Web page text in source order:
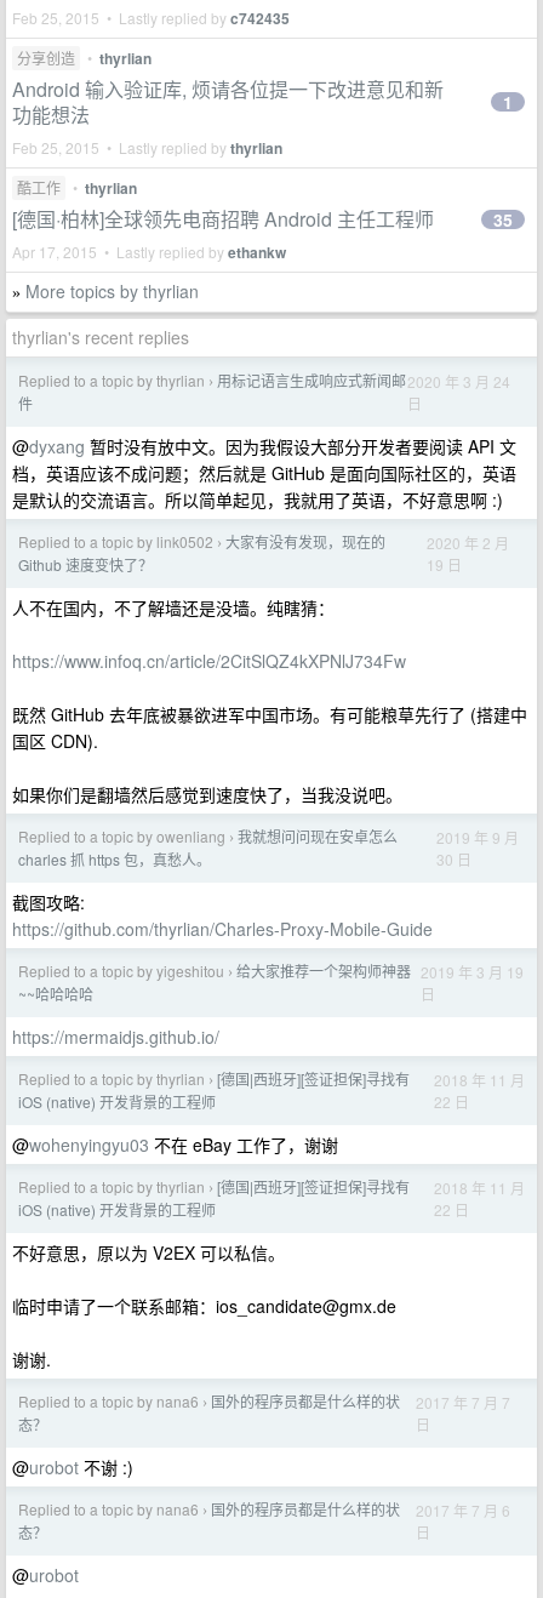
Feb 25, 2015 • Lastly replied byc742435
分享创造 • thyrlian
Android 输入验证库, 烦请各位提一下改进意见和新
功能想法
Feb 25, 2015 • Lastly replied bythyrlian
1
酷工作 • thyrlian
[德国·柏林]全球领先电商招聘 Android 主任工程师
Apr 17, 2015 • Lastly replied byethankw
35
» More topics by thyrlian
thyrlian's recent replies
Replied to a topic by thyrlian › 用标记语言生成响应式新闻邮
件
2020 年 3 月 24
日
@dyxang 暂时没有放中文。因为我假设大部分开发者要阅读 API 文
档，英语应该不成问题；然后就是 GitHub 是面向国际社区的，英语
是默认的交流语言。所以简单起见，我就用了英语，不好意思啊 :)
Replied to a topic by link0502 › 大家有没有发现，现在的
Github 速度变快了？
2020 年 2 月
19 日
人不在国内，不了解墙还是没墙。纯瞎猜：
https://www.infoq.cn/article/2CitSlQZ4kXPNlJ734Fw
既然 GitHub 去年底被暴欲进军中国市场。有可能粮草先行了 (搭建中
国区 CDN).
如果你们是翻墙然后感觉到速度快了，当我没说吧。
Replied to a topic by owenliang › 我就想问问现在安卓怎么
charles 抓 https 包，真愁人。
2019 年 9 月
30 日
截图攻略:
https://github.com/thyrlian/Charles-Proxy-Mobile-Guide
Replied to a topic by yigeshitou › 给大家推荐一个架构师神器
~~哈哈哈哈
2019 年 3 月 19
日
https://mermaidjs.github.io/
Replied to a topic by thyrlian › [德国|西班牙][签证担保]寻找有
iOS (native) 开发背景的工程师
2018 年 11 月
22 日
@wohenyingyu03 不在 eBay 工作了，谢谢
Replied to a topic by thyrlian › [德国|西班牙][签证担保]寻找有
iOS (native) 开发背景的工程师
2018 年 11 月
22 日
不好意思，原以为 V2EX 可以私信。
临时申请了一个联系邮箱： ios_candidate@gmx.de
谢谢.
Replied to a topic by nana6 › 国外的程序员都是什么样的状
态？
2017 年 7 月 7
日
@urobot 不谢 :)
Replied to a topic by nana6 › 国外的程序员都是什么样的状
态？
2017 年 7 月 6
日
@urobot